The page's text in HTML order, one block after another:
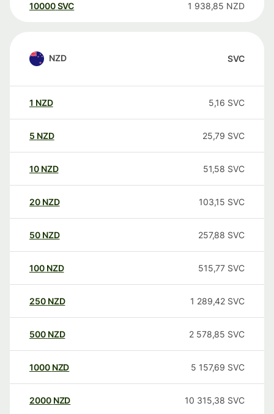
10000 SVC 1 938,85 NZD
NZD SVC
1 NZD 5,16 SVC
5 NZD 25,79 SVC
10 NZD 51,58 SVC
20 NZD 103,15 SVC
50 NZD 257,88 SVC
100 NZD 515,77 SVC
250 NZD 1 289,42 SVC
500 NZD 2 578,85 SVC
1000 NZD 5 157,69 SVC
2000 NZD 10 315,38 SVC